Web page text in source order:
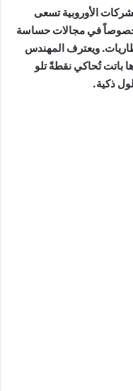
الأوروبية تسعى
خصوصاً في مجالات حساسة
ويعترف المهندس
باتت تُحاكي نقطةً تلو
ذكية.